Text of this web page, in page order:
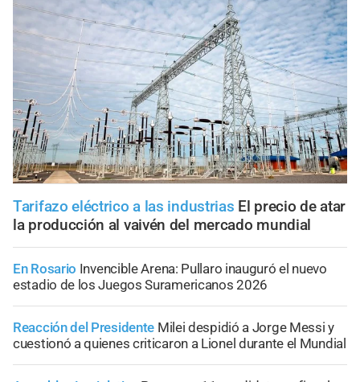
Tarifazo eléctrico a las industrias El precio de atar
la producción al vaivén del mercado mundial
En Rosario Invencible Arena: Pullaro inauguró el nuevo
estadio de los Juegos Suramericanos 2026
Reacción del Presidente Milei despidió a Jorge Messi y
cuestionó a quienes criticaron a Lionel durante el Mundial